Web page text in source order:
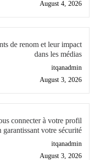
August 4, 2026
de renom et leur impact
dans les médias
itqanadmin
August 3, 2026
connecter à votre profil
garantissant votre sécurité
itqanadmin
August 3, 2026